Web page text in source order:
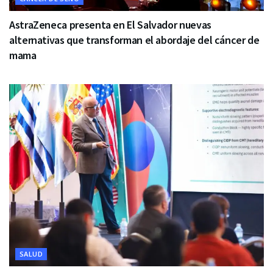
AstraZeneca presenta en El Salvador nuevas
alternativas que transforman el abordaje del cáncer de
mama
SALUD